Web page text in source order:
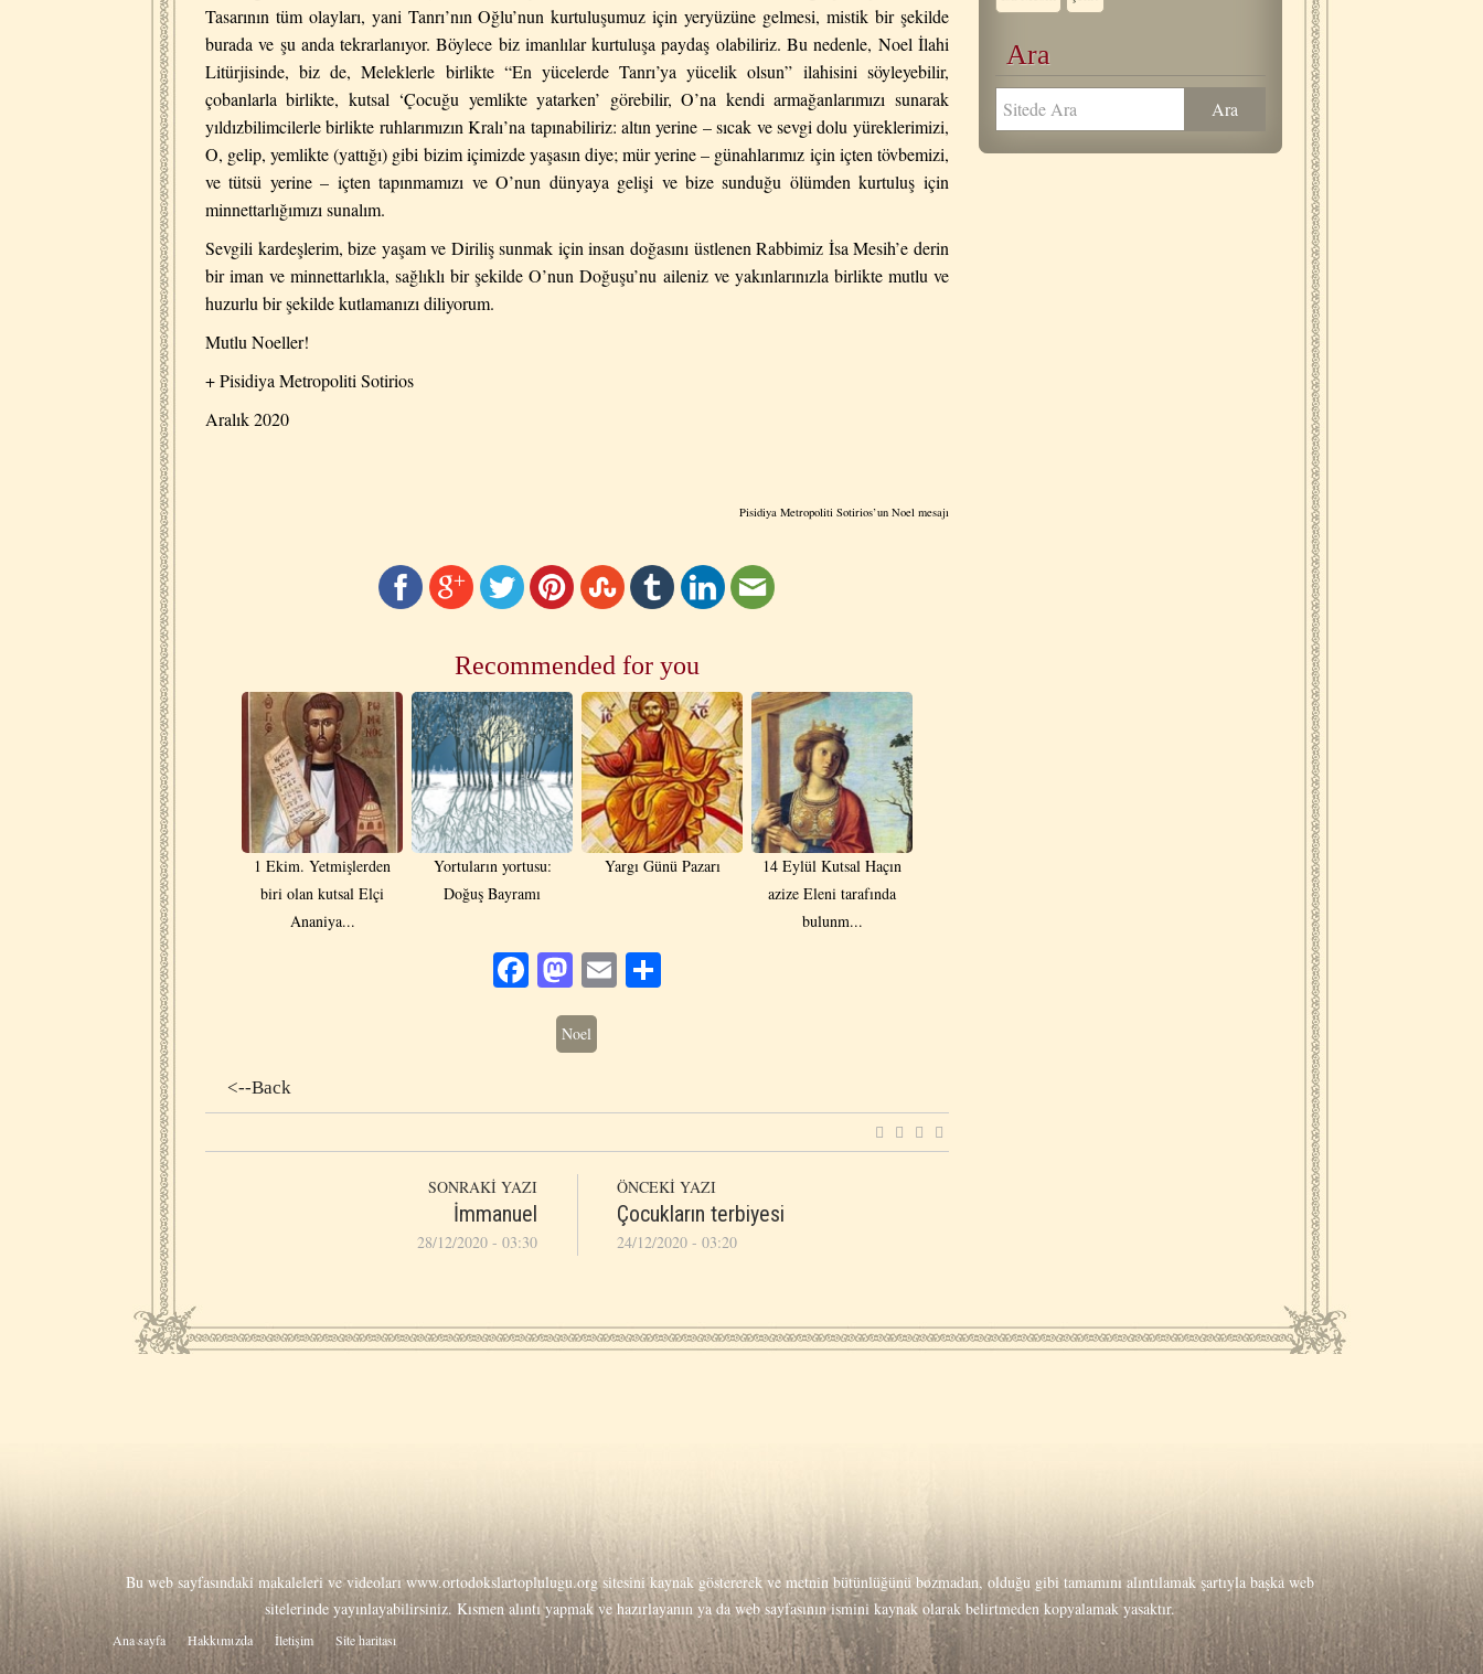
Tasarının tüm olayları, yani Tanrı’nın Oğlu’nun kurtuluşumuz için yeryüzüne gelmesi, mistik bir şekilde
burada ve şu anda tekrarlanıyor. Böylece biz imanlılar kurtuluşa paydaş olabiliriz. Bu nedenle, Noel İlahi
Litürjisinde, biz de, Meleklerle birlikte “En yücelerde Tanrı’ya yücelik olsun” ilahisini söyleyebilir,
çobanlarla birlikte, kutsal ‘Çocuğu yemlikte yatarken’ görebilir, O’na kendi armağanlarımızı sunarak
yıldızbilimcilerle birlikte ruhlarımızın Kralı’na tapınabiliriz: altın yerine – sıcak ve sevgi dolu yüreklerimizi,
O, gelip, yemlikte (yattığı) gibi bizim içimizde yaşasın diye; mür yerine – günahlarımız için içten tövbemizi,
ve tütsü yerine – içten tapınmamızı ve O’nun dünyaya gelişi ve bize sunduğu ölümden kurtuluş için
minnettarlığımızı sunalım.
Sevgili kardeşlerim, bize yaşam ve Diriliş sunmak için insan doğasını üstlenen Rabbimiz İsa Mesih’e derin
bir iman ve minnettarlıkla, sağlıklı bir şekilde O’nun Doğuşu’nu aileniz ve yakınlarınızla birlikte mutlu ve
huzurlu bir şekilde kutlamanızı diliyorum.
Mutlu Noeller!
+Pisidiya Metropoliti Sotirios
Aralık 2020
Pisidiya Metropoliti Sotirios’un Noel mesajı
Recommended for you
1 Ekim. Yetmişlerden
biri olan kutsal Elçi
Ananiya...
Yortuların yortusu:
Doğuş Bayramı
Yargı Günü Pazarı
14 Eylül Kutsal Haçın
azize Eleni tarafında
bulunm...
Facebook
Mastodon
EmailShare
Noel
<--Back
SONRAKİ YAZI
İmmanuel
28/12/2020 - 03:30
ÖNCEKİ YAZI
Çocukların terbiyesi
24/12/2020 - 03:20
Ara
Bu web sayfasındaki makaleleri ve videoları www.ortodokslartoplulugu.orgsitesini kaynak göstererek ve metnin bütünlüğünü bozmadan, olduğu gibi tamamını alıntılamak şartıyla başka web
sitelerinde yayınlayabilirsiniz. Kısmen alıntı yapmak ve hazırlayanın ya da web sayfasının ismini kaynak olarak belirtmeden kopyalamak yasaktır.
Ana sayfa Hakkιmιzda İletişim Site haritası